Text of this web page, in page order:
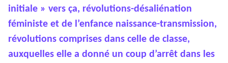
initiale » vers ça, révolutions-désaliénation
féministe et de l’enfance naissance-transmission,
révolutions comprises dans celle de classe,
auxquelles elle a donné un coup d’arrêt dans les